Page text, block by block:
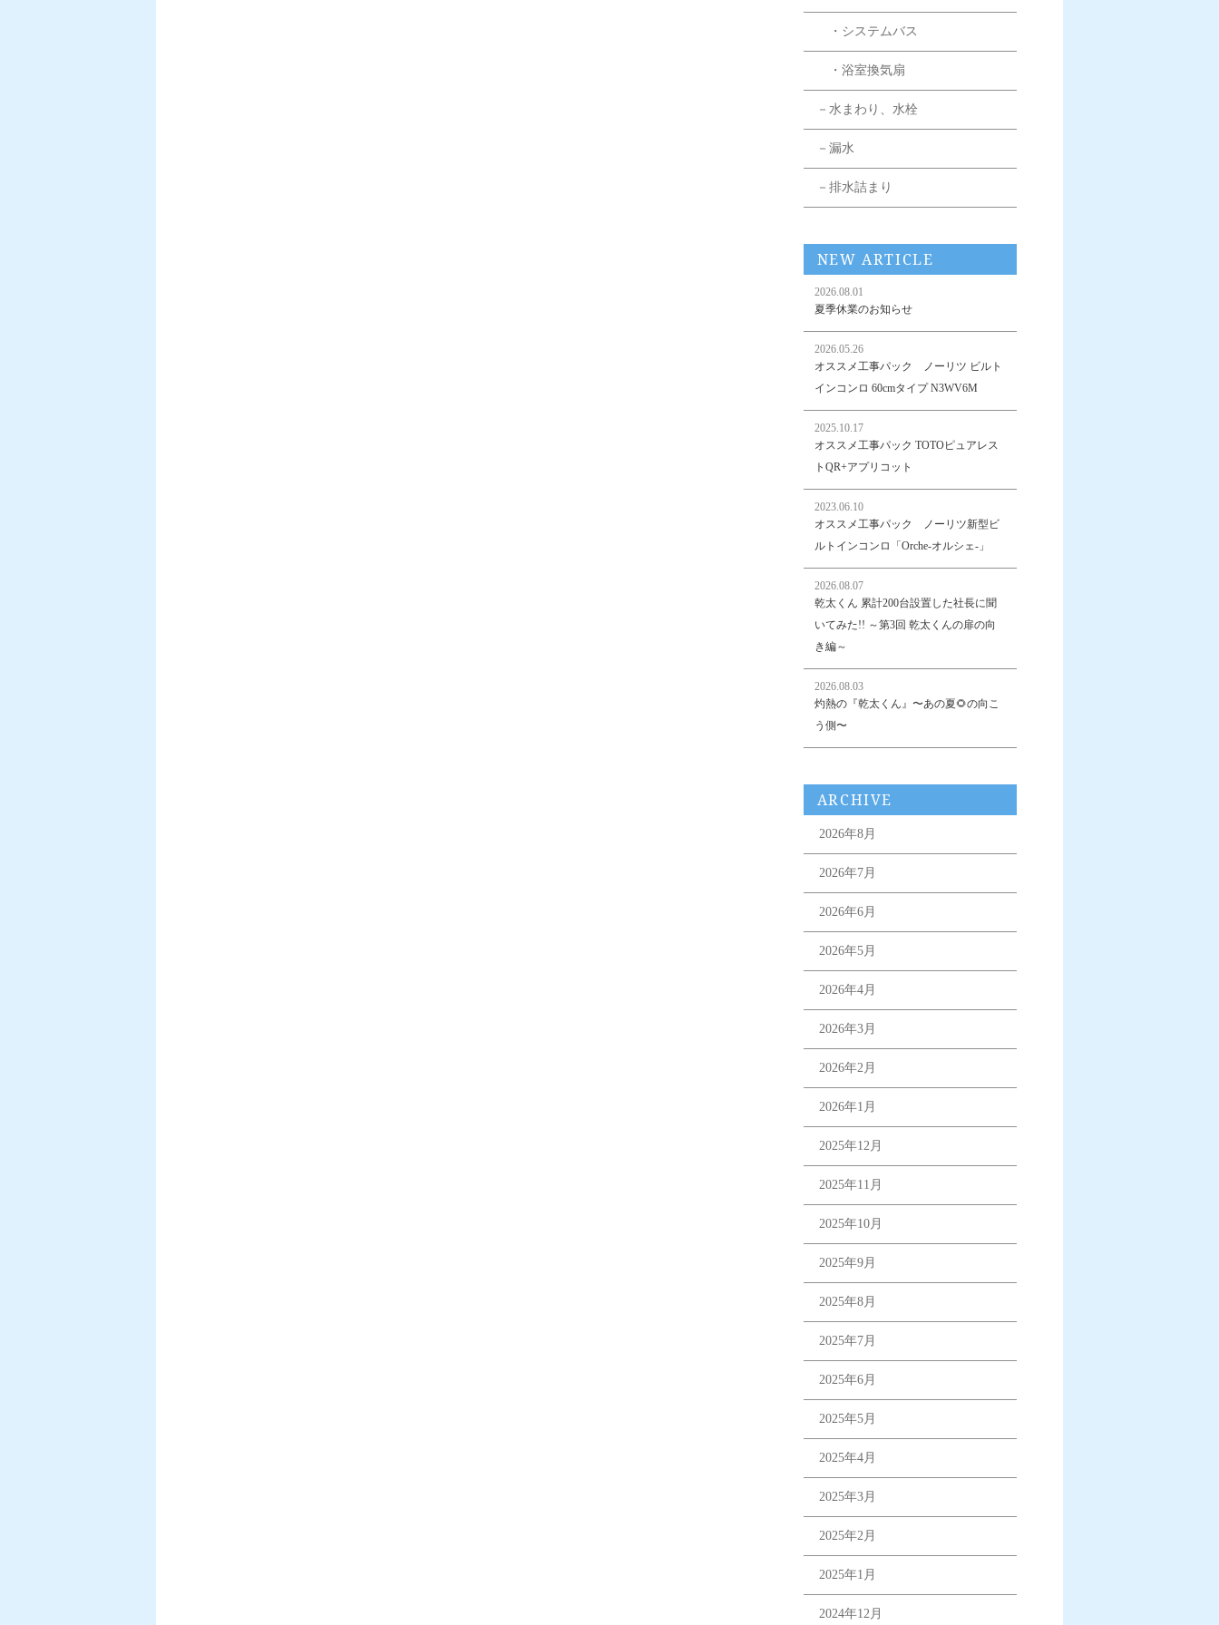
・システムバス
・浴室換気扇
－水まわり、水栓
－漏水
－排水詰まり
NEW ARTICLE
2026.08.01
夏季休業のお知らせ
2026.05.26
オススメ工事パック ノーリツ ビルト
インコンロ 60cmタイプ N3WV6M
2025.10.17
オススメ工事パック TOTOピュアレス
トQR+アプリコット
2023.06.10
オススメ工事パック ノーリツ新型ビ
ルトインコンロ「Orche-オルシェ-」
2026.08.07
乾太くん 累計200台設置した社長に聞
いてみた!! ～第3回 乾太くんの扉の向
き編～
2026.08.03
灼熱の『乾太くん』〜あの夏🌻の向こ
う側〜
ARCHIVE
2026年8月
2026年7月
2026年6月
2026年5月
2026年4月
2026年3月
2026年2月
2026年1月
2025年12月
2025年11月
2025年10月
2025年9月
2025年8月
2025年7月
2025年6月
2025年5月
2025年4月
2025年3月
2025年2月
2025年1月
2024年12月